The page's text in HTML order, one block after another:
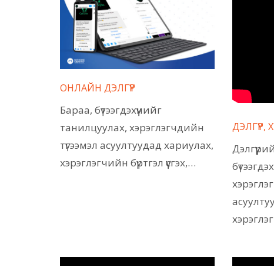
ОНЛАЙН ДЭЛГҮҮР
Бараа, бүтээгдэхүүнийг
танилцуулах, хэрэглэгчдийн
түгээмэл асуултуудад хариулах,
хэрэглэгчийн бүртгэл үүсгэх,…